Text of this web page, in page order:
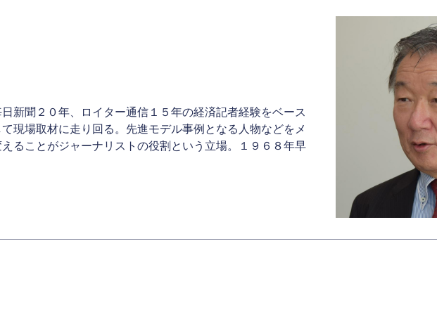
新聞２０年、ロイター通信１５年の経済記者経験をベース
現場取材に走り回る。先進モデル事例となる人物などをメ
ることがジャーナリストの役割という立場。１９６８年早